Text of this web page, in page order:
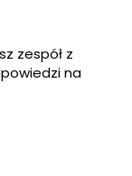
zespół z
na